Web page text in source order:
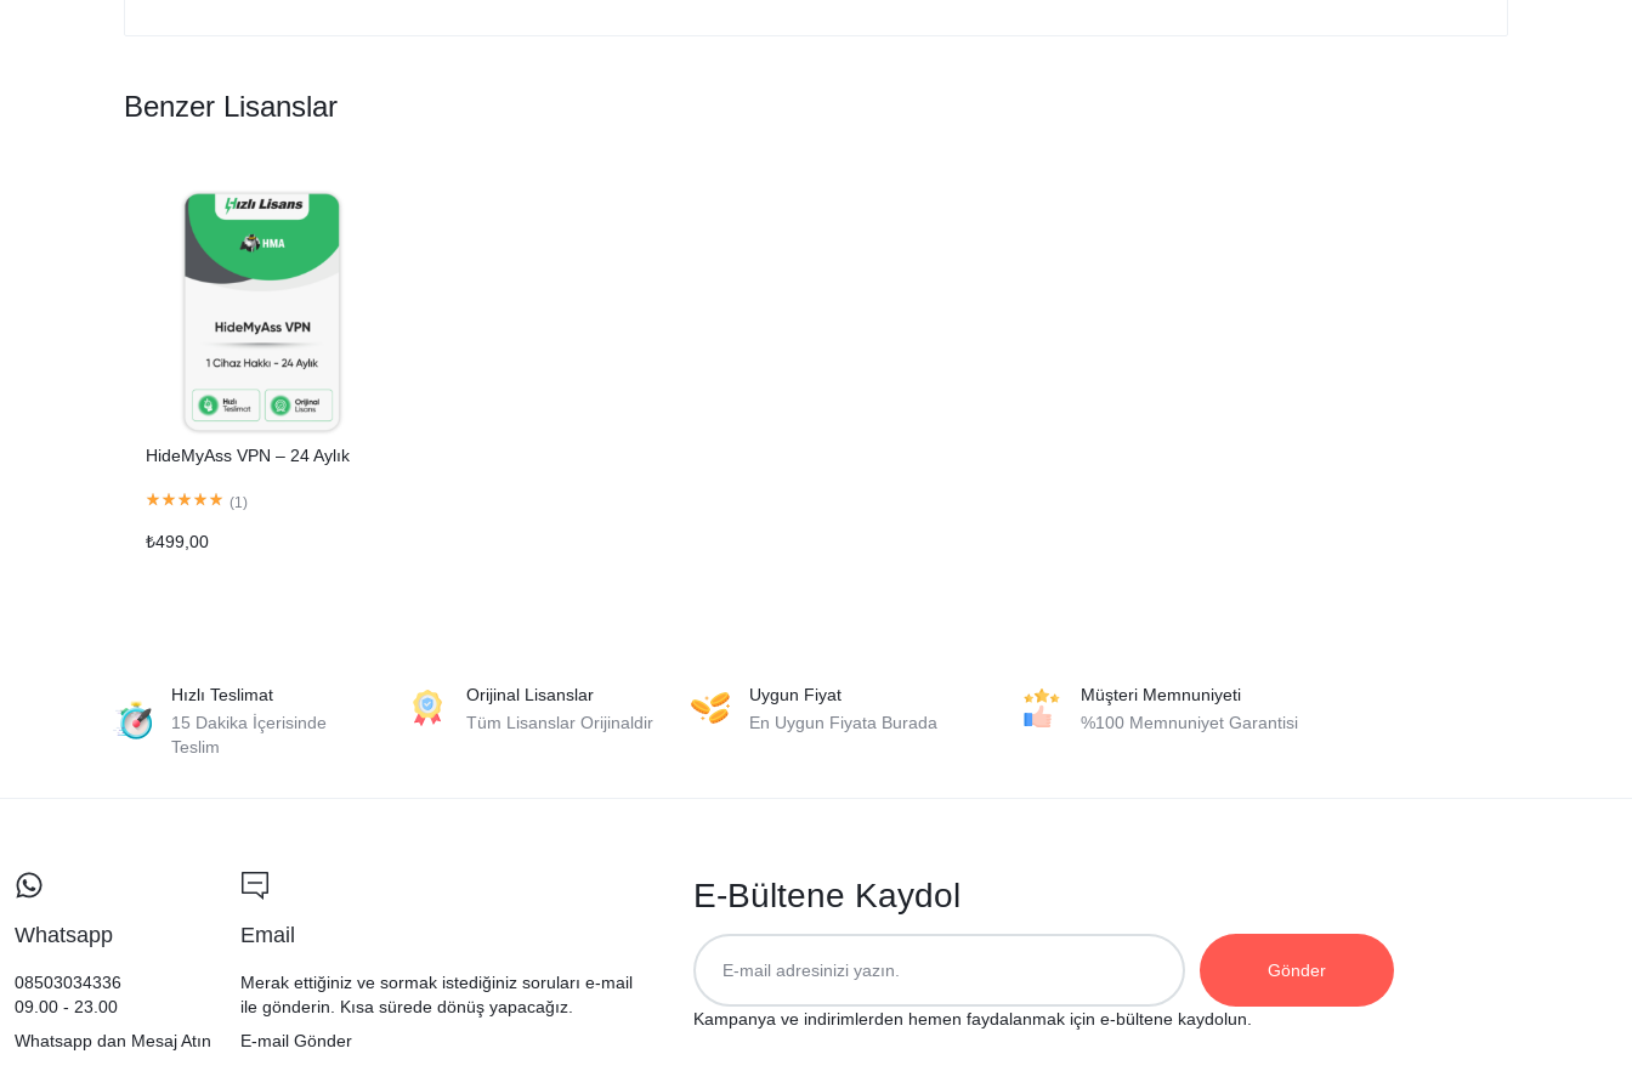
Benzer Lisanslar
HideMyAss VPN – 24 Aylık
(1 )
₺499,00
Hızlı Teslimat
15 Dakika İçerisinde
Teslim
Orijinal Lisanslar
Tüm Lisanslar Orijinaldir
Uygun Fiyat
En Uygun Fiyata Burada
Müşteri Memnuniyeti
%100 Memnuniyet Garantisi
Whatsapp
08503034336
09.00 - 23.00
Whatsapp dan Mesaj Atın
Email
Merak ettiğiniz ve sormak istediğiniz soruları e-mail
ile gönderin. Kısa sürede dönüş yapacağız.
E-mail Gönder
E-Bültene Kaydol
Kampanya ve indirimlerden hemen faydalanmak için e-bültene kaydolun.